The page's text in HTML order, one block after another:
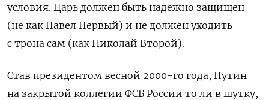
условия. Царь должен быть надежно защищен
(не как Павел Первый) и не должен уходить
с трона сам (как Николай Второй).
Став президентом весной 2000-го года, Путин
на закрытой коллегии ФСБ России то ли в шутку,